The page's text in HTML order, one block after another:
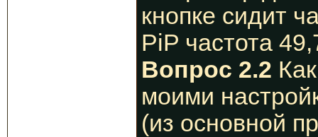
кнопке сидит
PiP частота
Вопрос 2.2
моими
(из основной